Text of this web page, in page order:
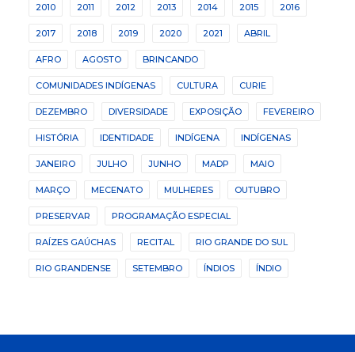
2010 2011 2012 2013 2014 2015 2016
2017 2018 2019 2020 2021 ABRIL
AFRO AGOSTO BRINCANDO
COMUNIDADES INDÍGENAS CULTURA CURIE
DEZEMBRO DIVERSIDADE EXPOSIÇÃO FEVEREIRO
HISTÓRIA IDENTIDADE INDÍGENA INDÍGENAS
JANEIRO JULHO JUNHO MADP MAIO
MARÇO MECENATO MULHERES OUTUBRO
PRESERVAR PROGRAMAÇÃO ESPECIAL
RAÍZES GAÚCHAS RECITAL RIO GRANDE DO SUL
RIO GRANDENSE SETEMBRO ÍNDIOS ÍNDIO